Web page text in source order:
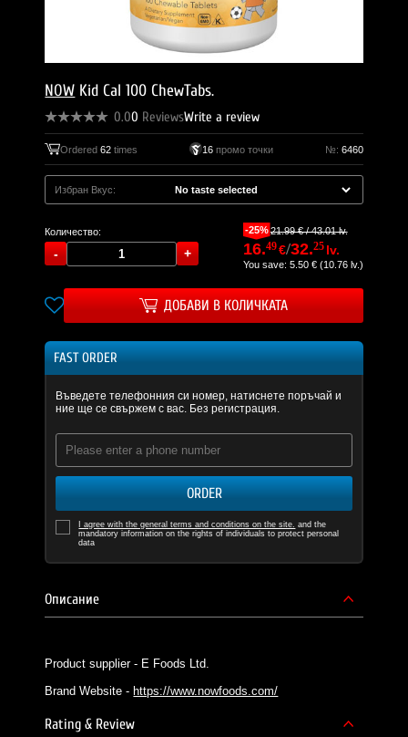
NOW Kid Cal 100 ChewTabs.
0.00 ReviewsWrite a review
Ordered62 times 16промо точки №: 6460
Избран Вкус:
Количество: -25%21.99 € / 43.01 lv.
16.49€/32.25 lv.
You save: 5.50 € (10.76 lv.)
ДОБАВИ В КОЛИЧКАТА
FAST ORDER
Въведете телефонния си номер, натиснете поръчай и
ние ще се свържем с вас. Без регистрация.
ORDER
I agree with the general terms and conditions on the site. and the
mandatory information on the rights of individuals to protect personal
data
Описание
Product supplier - E Foods Ltd.
Brand Website - https://www.nowfoods.com/
Rating & Review